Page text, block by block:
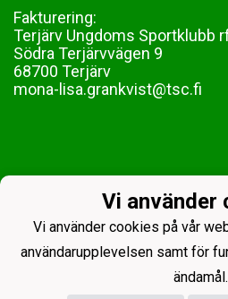
Fakturering:
Terjärv Ungdoms Sportklubb
Södra Terjärvvägen 9
68700 Terjärv
mona-lisa.grankvist@tsc.fi
Vi använder
Vi använder cookies på vår
användarupplevelsen samt för
ändamål.